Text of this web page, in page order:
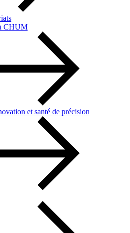
CHUM
et santé de précision